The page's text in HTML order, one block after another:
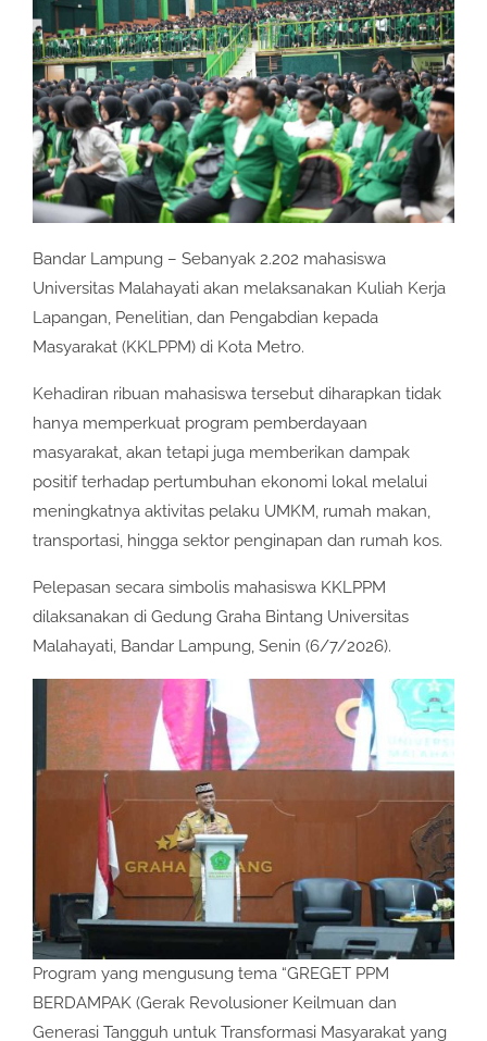
Bandar Lampung – Sebanyak 2.202 mahasiswa
Universitas Malahayati akan melaksanakan Kuliah Kerja
Lapangan, Penelitian, dan Pengabdian kepada
Masyarakat (KKLPPM) di Kota Metro.
Kehadiran ribuan mahasiswa tersebut diharapkan tidak
hanya memperkuat program pemberdayaan
masyarakat, akan tetapi juga memberikan dampak
positif terhadap pertumbuhan ekonomi lokal melalui
meningkatnya aktivitas pelaku UMKM, rumah makan,
transportasi, hingga sektor penginapan dan rumah kos.
Pelepasan secara simbolis mahasiswa KKLPPM
dilaksanakan di Gedung Graha Bintang Universitas
Malahayati, Bandar Lampung, Senin (6/7/2026).
Program yang mengusung tema “GREGET PPM
BERDAMPAK (Gerak Revolusioner Keilmuan dan
Generasi Tangguh untuk Transformasi Masyarakat yang